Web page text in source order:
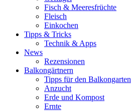
Fisch & Meeresfrüchte
Fleisch
Einkochen
Tipps & Tricks
Technik & Apps
News
Rezensionen
Balkongärtnern
Tipps für den Balkongarten
Anzucht
Erde und Kompost
Ernte